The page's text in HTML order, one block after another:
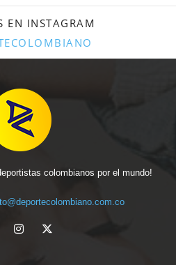
EN INSTAGRAM
colombianos por el mundo!